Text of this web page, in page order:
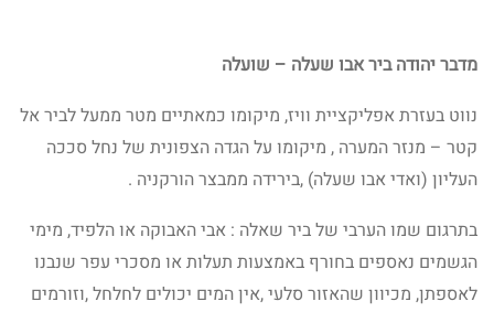
מדבר יהודה ביר אבו שעלה – שועלה
נווט בעזרת אפליקציית וויז, מיקומו כמאתיים מטר ממעל לביר אל
קטר – מנזר המערה , מיקומו על הגדה הצפונית של נחל סככה
העליון (ואדי אבו שעלה) ,בירידה ממבצר הורקניה .
בתרגום שמו הערבי של ביר שאלה : אבי האבוקה או הלפיד, מימי
הגשמים נאספים בחורף באמצעות תעלות או מסכרי עפר שנבנו
לאספתן, מכיוון שהאזור סלעי ,אין המים יכולים לחלחל ,וזורמים